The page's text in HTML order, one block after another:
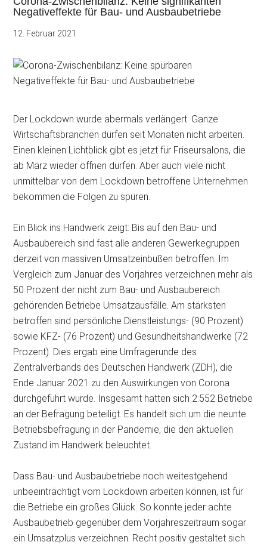
Negativeffekte für Bau- und Ausbaubetriebe
12. Februar 2021
Der Lockdown wurde abermals verlängert. Ganze
Wirtschaftsbranchen dürfen seit Monaten nicht arbeiten.
Einen kleinen Lichtblick gibt es jetzt für Friseursalons, die
ab März wieder öffnen dürfen. Aber auch viele nicht
unmittelbar von dem Lockdown betroffene Unternehmen
bekommen die Folgen zu spüren.
Ein Blick ins Handwerk zeigt: Bis auf den Bau- und
Ausbaubereich sind fast alle anderen Gewerkegruppen
derzeit von massiven Umsatzeinbußen betroffen. Im
Vergleich zum Januar des Vorjahres verzeichnen mehr als
50 Prozent der nicht zum Bau- und Ausbaubereich
gehörenden Betriebe Umsatzausfälle. Am stärksten
betroffen sind persönliche Dienstleistungs- (90 Prozent)
sowie KFZ- (76 Prozent) und Gesundheitshandwerke (72
Prozent). Dies ergab eine Umfragerunde des
Zentralverbands des Deutschen Handwerk (ZDH), die
Ende Januar 2021 zu den Auswirkungen von Corona
durchgeführt wurde. Insgesamt hatten sich 2.552 Betriebe
an der Befragung beteiligt. Es handelt sich um die neunte
Betriebsbefragung in der Pandemie, die den aktuellen
Zustand im Handwerk beleuchtet.
Dass Bau- und Ausbaubetriebe noch weitestgehend
unbeeinträchtigt vom Lockdown arbeiten können, ist für
die Betriebe ein großes Glück. So konnte jeder achte
Ausbaubetrieb gegenüber dem Vorjahreszeitraum sogar
ein Umsatzplus verzeichnen. Recht positiv gestaltet sich